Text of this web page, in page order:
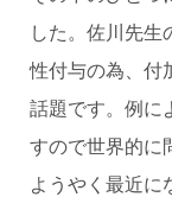
した。佐川先生
性付与の為、
話題です。例に
すので世界的に
ようやく最近に